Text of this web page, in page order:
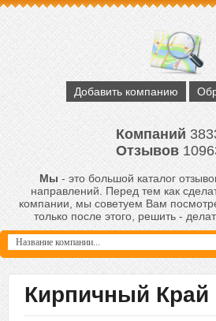
Добавить компанию
Компаний
Отзывов
Мы- это большой каталог
направлений. Перед тем как
компании, мы советуем Вам
только после этого, решить -
Кирпичный Край